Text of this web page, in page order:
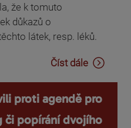
že k tomuto
důkazů o
látek, resp. léků.
Číst dále
proti agendě pro
či popírání dvojího